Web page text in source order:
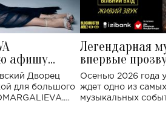
афишу
во Дворце
Дворец
для большого
Легендарная
впервые
Украине: где
Осенью 2026 года
ждет одно из
музыкальных